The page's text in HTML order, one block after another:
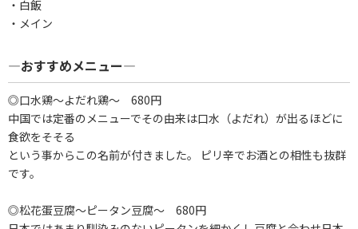
・白飯
・メイン
―おすすめメニュー―
◎口水鶏～よだれ鶏～ 680円
中国では定番のメニューでその由来は口水（よだれ）が出るほどに
食欲をそそる
という事からこの名前が付きました。 ピリ辛でお酒との相性も抜群
です。
◎松花蛋豆腐～ピータン豆腐～ 680円